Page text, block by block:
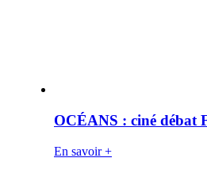
OCÉANS : ciné débat
En savoir +